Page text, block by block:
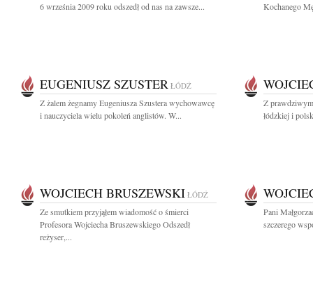
6 września 2009 roku odszedł od nas na zawsze...
Kochanego
EUGENIUSZ SZUSTER ŁÓDŹ
Z żalem żegnamy Eugeniusza Szustera wychowawcę
i nauczyciela wielu pokoleń anglistów. W...
Z
łódzkiej i
WOJCIECH BRUSZEWSKI ŁÓDŹ
Ze smutkiem przyjąłem wiadomość o śmierci
Profesora Wojciecha Bruszewskiego Odszedł
reżyser,...
Pani
szczerego